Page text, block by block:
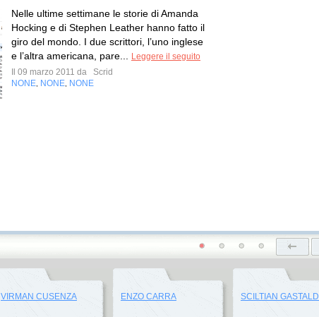
Nelle ultime settimane le storie di Amanda
Hocking e di Stephen Leather hanno fatto il
giro del mondo. I due scrittori, l’uno inglese
e l’altra americana, pare...
Leggere il seguito
Il 09 marzo 2011 da
Scrid
NONE NONE NONE
VIRMAN CUSENZA ENZO CARRA SCILTIAN GASTALDI